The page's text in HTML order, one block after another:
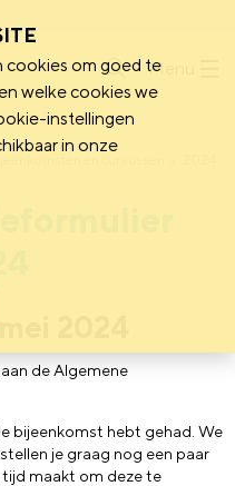
Menu
2024
de Algemene
bijeenkomst hebt gehad. We
je graag nog een paar
tijd maakt om deze te
cookies om goed te
welke cookies we
instellingen
in onze